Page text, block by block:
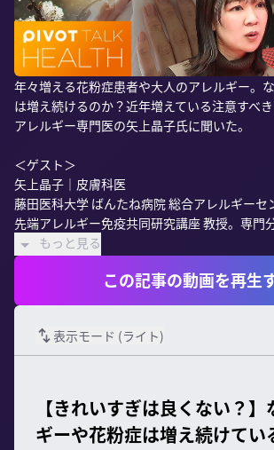
年々増える花粉症患者や大人のアレルギー。
は増え続けるのか？近年増えている注意すべ
アレルギー専門医の矢上晶子氏に聞いた。
＜ゲスト＞
矢上晶子｜皮膚科医
藤田医科大学 ばんたね病院 総合アレルギーセ
先端アレルギー免疫共同研究講座 教授。専門
もっと見る
この記事の動画を再生
表示モード (ライト)
【きれいすぎは良くない？
ギーや花粉症は増え続けてい